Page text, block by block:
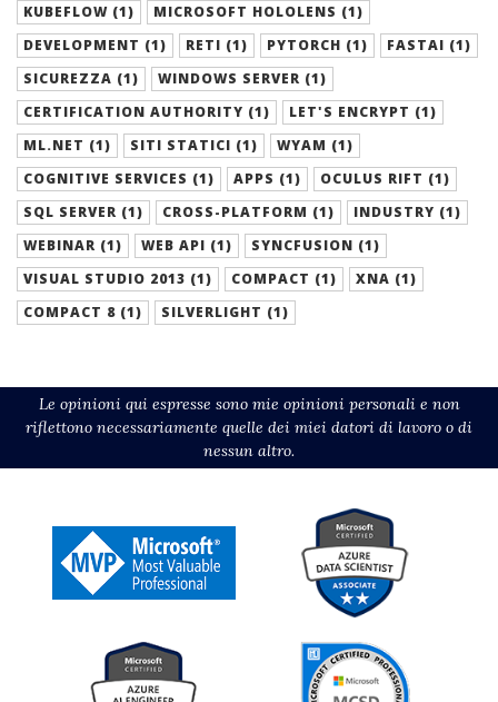
KUBEFLOW (1)
MICROSOFT HOLOLENS (1)
DEVELOPMENT (1)
RETI (1) PYTORCH (1)
FASTAI (1)
SICUREZZA (1)
WINDOWS SERVER (1)
CERTIFICATION AUTHORITY (1)
LET'S ENCRYPT (1)
ML.NET (1)
SITI STATICI (1)
WYAM (1)
COGNITIVE SERVICES (1)
APPS (1)
OCULUS RIFT (1)
SQL SERVER (1)
CROSS-PLATFORM (1)
INDUSTRY (1)
WEBINAR (1)
WEB API (1)
SYNCFUSION (1)
VISUAL STUDIO 2013 (1)
COMPACT (1)
XNA (1)
COMPACT 8 (1)
SILVERLIGHT (1)
Le opinioni qui espresse sono mie opinioni personali e non
riflettono necessariamente quelle dei miei datori di lavoro o di
nessun altro.